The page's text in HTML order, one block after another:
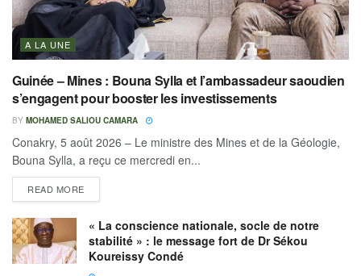
A LA UNE
Guinée – Mines : Bouna Sylla et l’ambassadeur saoudien
s’engagent pour booster les investissements
BY MOHAMED SALIOU CAMARA
Conakry, 5 août 2026 – Le ministre des Mines et de la Géologie,
Bouna Sylla, a reçu ce mercredi en...
READ MORE
« La conscience nationale, socle de notre
stabilité » : le message fort de Dr Sékou
Koureissy Condé